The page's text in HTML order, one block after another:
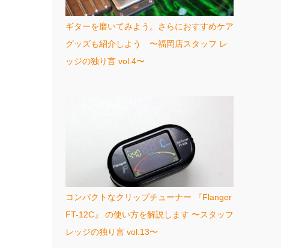
ギターを磨いてみよう。さらにおすすめケア
グッズも紹介しよう 〜福岡店スタッフ レ
ッジの独り言 vol.4〜
コンパクトなクリップチューナー 『Flanger
FT-12C』 の使い方を解説します 〜スタッフ
レッジの独り言 vol.13〜